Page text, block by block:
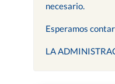
necesario.
Esperamos
LA